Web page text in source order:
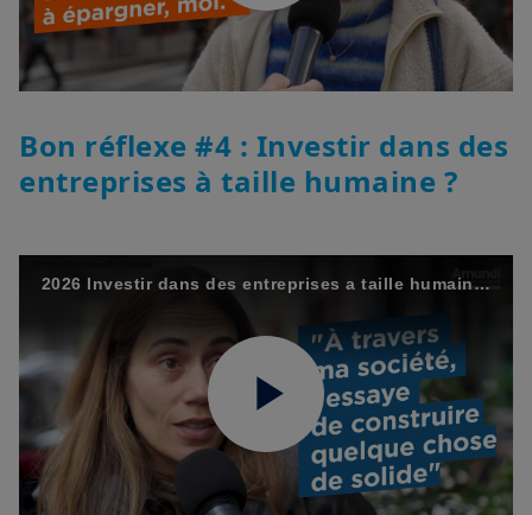
Video
Bon réflexe #4 : Investir dans des
entreprises à taille humaine ?
2026 Investir dans des entreprises a taille humaine ! Epargnez malin avec Amundi - Episode 4/12
Play